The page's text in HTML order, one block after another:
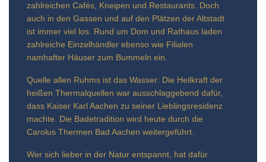
zahlreichen Cafés, Kneipen und Restaurants. Doch
auch in den Gassen und auf den Plätzen der Altstadt
ist immer viel los. Rund um Dom und Rathaus laden
zahlreiche Einzelhändler ebenso wie Filialen
namhafter Häuser zum Bummeln ein.
Quelle allen Ruhms ist das Wasser: Die Heilkraft der
heißen Thermalquellen war ausschlaggebend dafür,
dass Kaiser Karl Aachen zu seiner Lieblingsresidenz
machte. Die Badetradition wird heute durch die
Carolus Thermen Bad Aachen weitergeführt.
Wer sich lieber in der Natur entspannt, hat dafür